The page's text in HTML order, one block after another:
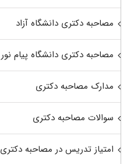
مصاحبه دکتری دانشگاه آزاد
مصاحبه دکتری دانشگاه پیام نور
مدارک مصاحبه دکتری
سوالات مصاحبه دکتری
امتیاز تدریس در مصاحبه دکتری